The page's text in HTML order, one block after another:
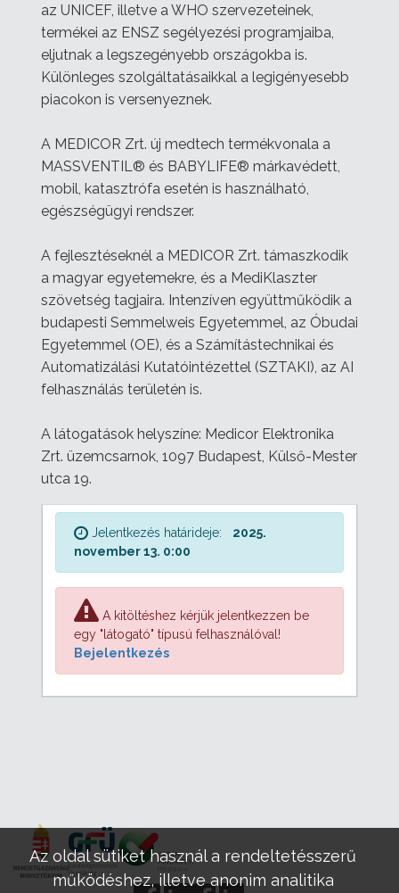
az UNICEF, illetve a WHO szervezeteinek,
termékei az ENSZ segélyezési programjaiba,
eljutnak a legszegényebb országokba is.
Különleges szolgáltatásaikkal a legigényesebb
piacokon is versenyeznek.
A MEDICOR Zrt. új medtech termékvonala a
MASSVENTIL® és BABYLIFE® márkavédett,
mobil, katasztrófa esetén is használható,
egészségügyi rendszer.
A fejlesztéseknél a MEDICOR Zrt. támaszkodik
a magyar egyetemekre, és a MediKlaszter
szövetség tagjaira. Intenzíven együttműködik a
budapesti Semmelweis Egyetemmel, az Óbudai
Egyetemmel (OE), és a Számítástechnikai és
Automatizálási Kutatóintézettel (SZTAKI), az AI
felhasználás területén is.
A látogatások helyszíne: Medicor Elektronika
Zrt. üzemcsarnok, 1097 Budapest, Külső-Mester
utca 19.
Jelentkezés határideje:
2025.
november 13. 0:00
A kitöltéshez kérjük jelentkezzen be
egy "látogató" típusú felhasználóval!
Bejelentkezés
Az oldal sütiket használ a rendeltetésszerű
működéshez, illetve anonim analitika